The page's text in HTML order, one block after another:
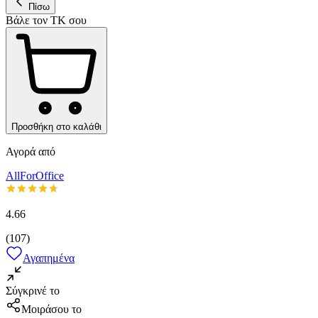
Πίσω
Βάλε τον ΤΚ σου
Προσθήκη στο καλάθι
Αγορά από
AllForOffice
4.66
(107)
Αγαπημένα
Σύγκρινέ το
Μοιράσου το